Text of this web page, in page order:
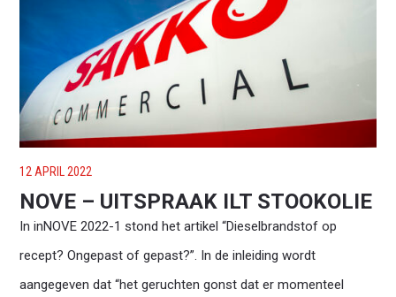
12 APRIL 2022
NOVE – UITSPRAAK ILT STOOKOLIE
In inNOVE 2022-1 stond het artikel “Dieselbrandstof op
recept? Ongepast of gepast?”. In de inleiding wordt
aangegeven dat “het geruchten gonst dat er momenteel